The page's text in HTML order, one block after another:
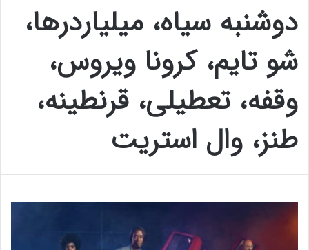
دوشنبه سیاه، میلیاردرها،
شو تایم، کرونا ویروس،
وقفه، تعطیلی، قرنطینه،
طنز، وال استریت